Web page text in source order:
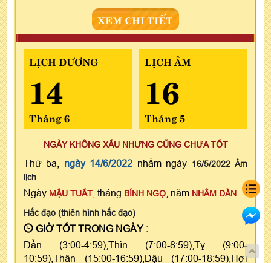
XEM CHI TIẾT
LỊCH DƯƠNG
14
Tháng 6
LỊCH ÂM
16
Tháng 5
NGÀY KHÔNG XẤU NHƯNG CŨNG CHƯA TỐT
Thứ ba, ngày 14/6/2022 nhằm ngày 16/5/2022 Âm
lịch
Ngày MẬU TUẤT , tháng BÍNH NGỌ , năm NHÂM DẦN
Hắc đạo (thiên hình hắc đạo)
GIỜ TỐT TRONG NGÀY :
Dần (3:00-4:59),Thìn (7:00-8:59),Tỵ (9:00-
10:59),Thân (15:00-16:59),Dậu (17:00-18:59),Hợi